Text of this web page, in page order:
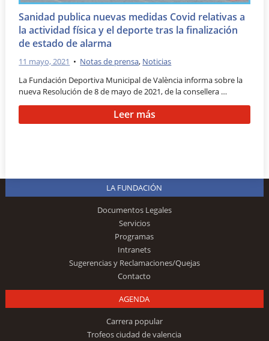
Sanidad publica nuevas medidas Covid relativas a
la actividad física y el deporte tras la finalización
de estado de alarma
11 mayo, 2021 • Notas de prensa, Noticias
La Fundación Deportiva Municipal de València informa sobre la
nueva Resolución de 8 de mayo de 2021, de la consellera …
Leer más
LA FUNDACIÓN
Documentos Legales
Servicios
Programas
Intranets
Sugerencias y Reclamaciones/Quejas
Contacto
AGENDA
Carrera popular
Trofeos ciudad de valencia